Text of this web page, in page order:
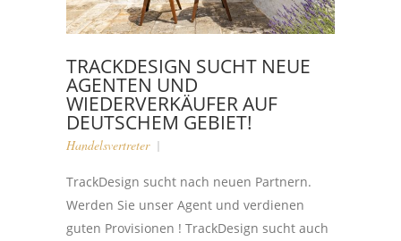
TRACKDESIGN SUCHT NEUE
AGENTEN UND
WIEDERVERKÄUFER AUF
DEUTSCHEM GEBIET!
Handelsvertreter
TrackDesign sucht nach neuen Partnern.
Werden Sie unser Agent und verdienen
guten Provisionen ! TrackDesign sucht auch